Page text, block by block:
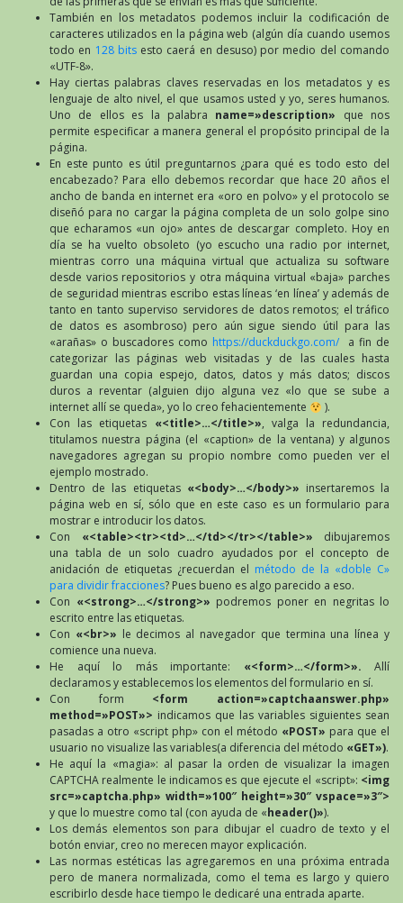
También en los metadatos podemos incluir la codificación de
caracteres utilizados en la página web (algún día cuando usemos
todo en 128 bitsesto caerá en desuso) por medio del comando
«UTF-8».
Hay ciertas palabras claves reservadas en los metadatos y es
lenguaje de alto nivel, el que usamos usted y yo, seres humanos.
Uno de ellos es la palabra name=»description» que nos
permite especificar a manera general el propósito principal de la
página.
En este punto es útil preguntarnos ¿para qué es todo esto del
encabezado? Para ello debemos recordar que hace 20 años el
ancho de banda en internet era «oro en polvo» y el protocolo se
diseñó para no cargar la página completa de un solo golpe sino
que echaramos «un ojo» antes de descargar completo. Hoy en
día se ha vuelto obsoleto (yo escucho una radio por internet,
mientras corro una máquina virtual que actualiza su software
desde varios repositorios y otra máquina virtual «baja» parches
de seguridad mientras escribo estas líneas ‘en línea’ y además de
tanto en tanto superviso servidores de datos remotos; el tráfico
de datos es asombroso) pero aún sigue siendo útil para las
«arañas» o buscadores como https://duckduckgo.com/ a fin de
categorizar las páginas web visitadas y de las cuales hasta
guardan una copia espejo, datos, datos y más datos; discos
duros a reventar (alguien dijo alguna vez «lo que se sube a
internet allí se queda», yo lo creo fehacientemente
).
Con las etiquetas «<title>…</title>», valga la redundancia,
titulamos nuestra página (el «caption» de la ventana) y algunos
navegadores agregan su propio nombre como pueden ver el
ejemplo mostrado.
Dentro de las etiquetas «<body>…</body>» insertaremos la
página web en sí, sólo que en este caso es un formulario para
mostrar e introducir los datos.
Con «<table><tr><td>…</td></tr></table>» dibujaremos
una tabla de un solo cuadro ayudados por el concepto de
anidación de etiquetas ¿recuerdan el método de la «doble C»
para dividir fracciones? Pues bueno es algo parecido a eso.
Con «<strong>…</strong>» podremos poner en negritas lo
escrito entre las etiquetas.
Con «<br>» le decimos al navegador que termina una línea y
comience una nueva.
He aquí lo más importante: «<form>…</form>». Allí
declaramos y establecemos los elementos del formulario en sí.
Con form <form action=»captchaanswer.php»
method=»POST»> indicamos que las variables siguientes sean
pasadas a otro «script php» con el método «POST» para que el
usuario no visualize las variables(a diferencia del método «GET»).
He aquí la «magia»: al pasar la orden de visualizar la imagen
CAPTCHA realmente le indicamos es que ejecute el «script»: <img
src=»captcha.php» width=»100″ height=»30″ vspace=»3″>
y que lo muestre como tal (con ayuda de «header()»).
Los demás elementos son para dibujar el cuadro de texto y el
botón enviar, creo no merecen mayor explicación.
Las normas estéticas las agregaremos en una próxima entrada
pero de manera normalizada, como el tema es largo y quiero
escribirlo desde hace tiempo le dedicaré una entrada aparte.